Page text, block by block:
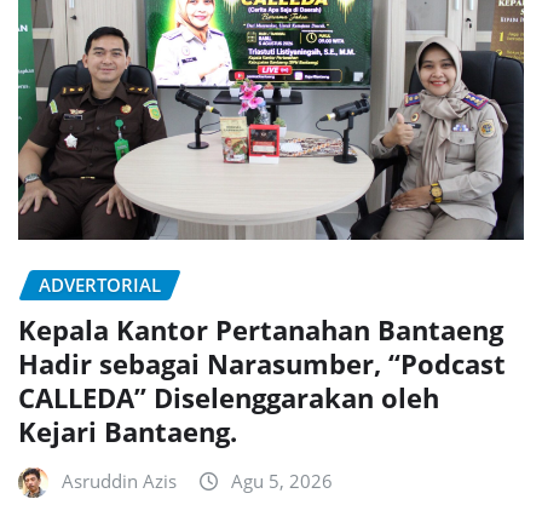
ADVERTORIAL
Kepala Kantor Pertanahan Bantaeng
Hadir sebagai Narasumber, “Podcast
CALLEDA” Diselenggarakan oleh
Kejari Bantaeng.
Asruddin Azis Agu 5, 2026